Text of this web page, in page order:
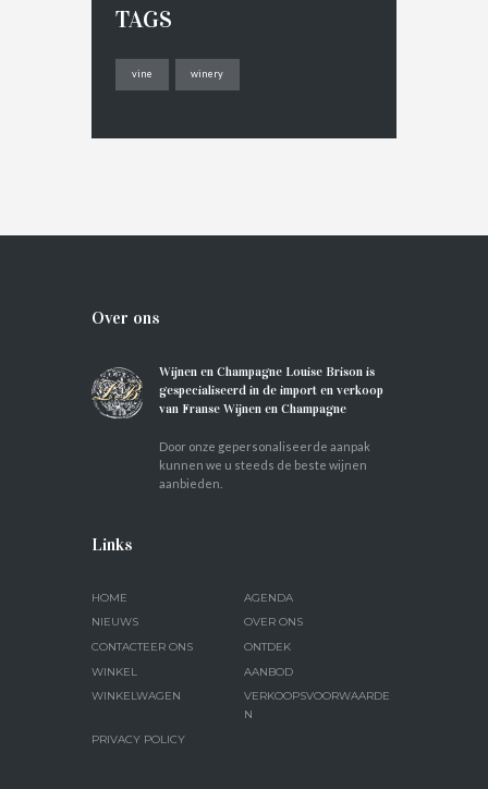
TAGS
vine winery
Over ons
Wijnen en Champagne Louise Brison is
gespecialiseerd in de import en verkoop
van Franse Wijnen en Champagne
Door onze gepersonaliseerde aanpak
kunnen we u steeds de beste wijnen
aanbieden.
Links
HOME
AGENDA
NIEUWS
OVER ONS
CONTACTEER ONS
ONTDEK
WINKEL
AANBOD
WINKELWAGEN
VERKOOPSVOORWAARDE
N
PRIVACY POLICY